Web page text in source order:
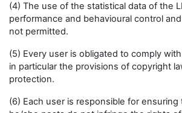
(4) The use of the statistical data of the
performance and behavioural control
not permitted.
(5) Every user is obligated to comply
in particular the provisions of copyright
protection.
(6) Each user is responsible for ensuring